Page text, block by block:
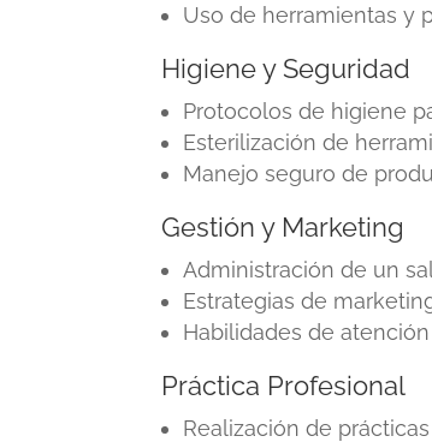
Uso de herramientas y
Higiene y Seguridad
Protocolos de higiene
Esterilización de
Manejo seguro de
Gestión y Marketing
Administración de un
Estrategias de
Habilidades de
Práctica Profesional
Realización de